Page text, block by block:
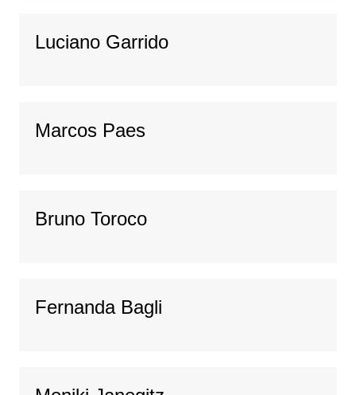
Luciano Garrido
Marcos Paes
Bruno Toroco
Fernanda Bagli